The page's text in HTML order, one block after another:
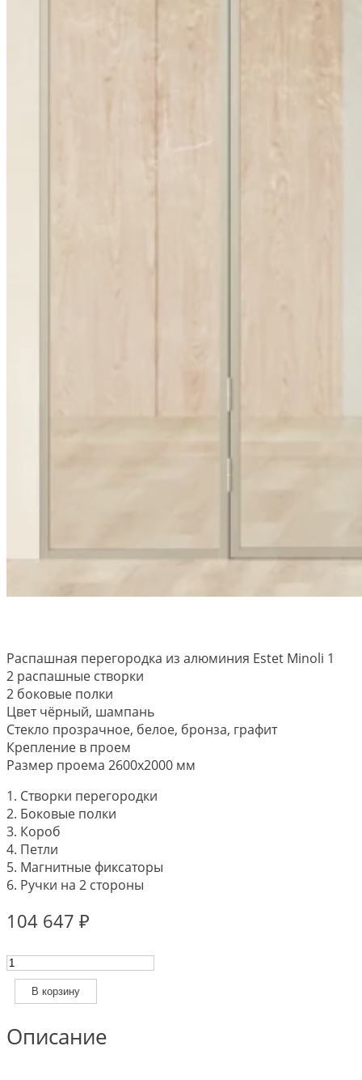
Распашная перегородка из алюминия Estet Minoli 1
2 распашные створки
2 боковые полки
Цвет чёрный, шампань
Стекло прозрачное, белое, бронза, графит
Крепление в проем
Размер проема 2600х2000 мм
1. Створки перегородки
2. Боковые полки
3. Короб
4. Петли
5. Магнитные фиксаторы
6. Ручки на 2 стороны
104 647 ₽
Количество
товара
Алюминиевая
распашная
перегородка
ESTET
В корзину
Описание